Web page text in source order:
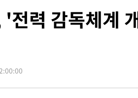
도' 불볕더위…한밤 열대야도 계속[내일날씨]
프로야구 3연전도 폭염 취소…11일 재개
개입 관측 배경엔 美의 대한국 무역적자 있어"
도, 올여름 최고치 경신…영등포 순간 '40도'
특검, 대검 추가 압수수색…내란 중요임무종
'전력 감독체계